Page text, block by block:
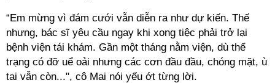
“Em mừng vì đám cưới vẫn diễn ra như dự kiến. Thế
nhưng, bác sĩ yêu cầu ngay khi xong tiệc phải trở lại
bệnh viện tái khám. Gần một tháng nằm viện, dù thể
trạng có đỡ uể oải nhưng các cơn đầu đầu, chóng mặt, ù
tai vẫn còn...", cô Mai nói yếu ớt từng lời.